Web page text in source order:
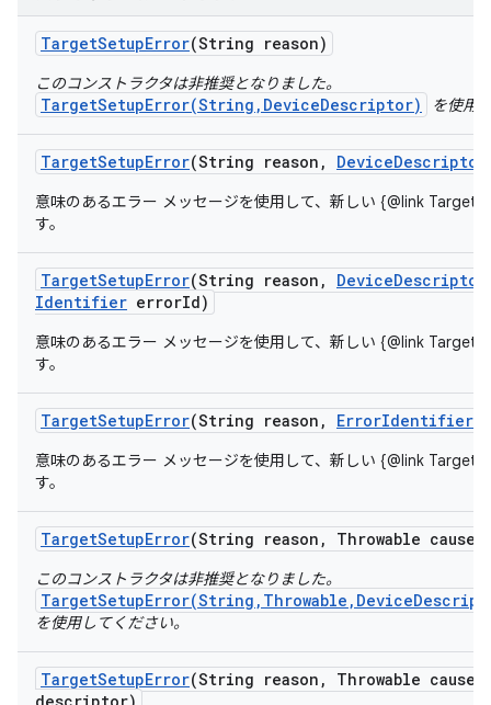
TargetSetupError(String reason)
このコンストラクタは非推奨となりました。
TargetSetupError(String,DeviceDescriptor) を使用
TargetSetupError(String reason , DeviceDescriptor
意味のあるエラー メッセージを使用して、新しい {@link
す。
TargetSetupError(String reason , DeviceDescriptor
Identifier errorId)
意味のあるエラー メッセージを使用して、新しい {@link
す。
TargetSetupError(String reason , ErrorIdentifier
意味のあるエラー メッセージを使用して、新しい {@link
す。
TargetSetupError(String reason , Throwable cause)
このコンストラクタは非推奨となりました。
を使用してください。
TargetSetupError(String reason , Throwable cause